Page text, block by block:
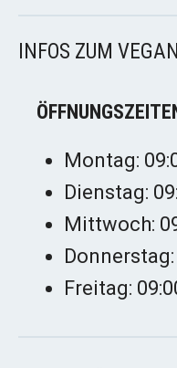
INFOS ZUM
Montag:
Dienstag:
Mittwoch:
Donnerstag:
Freitag: